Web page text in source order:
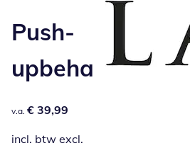
Push-
upbeha
€ 39,99
v.a. € 39,99
incl. btw excl.